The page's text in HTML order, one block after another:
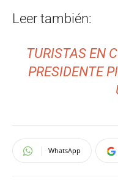
Leer también:
TURISTAS EN
PRESIDENTE
WhatsApp